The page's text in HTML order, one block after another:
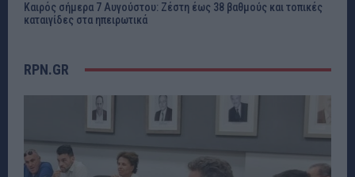
Καιρός σήμερα 7 Αυγούστου: Ζέστη έως 38 βαθμούς και τοπικές
καταιγίδες στα ηπειρωτικά
RPN.GR